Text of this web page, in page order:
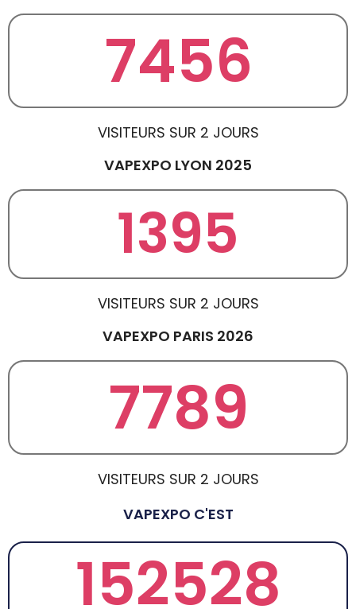
7456
VISITEURS SUR 2 JOURS
VAPEXPO LYON 2025
1395
VISITEURS SUR 2 JOURS
VAPEXPO PARIS 2026
7789
VISITEURS SUR 2 JOURS
VAPEXPO C'EST
152528